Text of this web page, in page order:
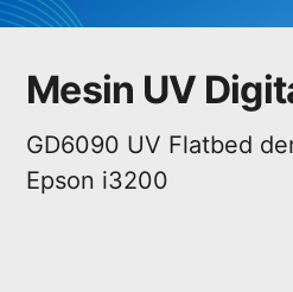
Mesin UV
GD6090 UV Flatbed
Epson i3200